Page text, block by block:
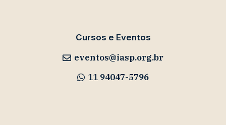
Cursos e Eventos
eventos@iasp.org.br
11 94047-5796